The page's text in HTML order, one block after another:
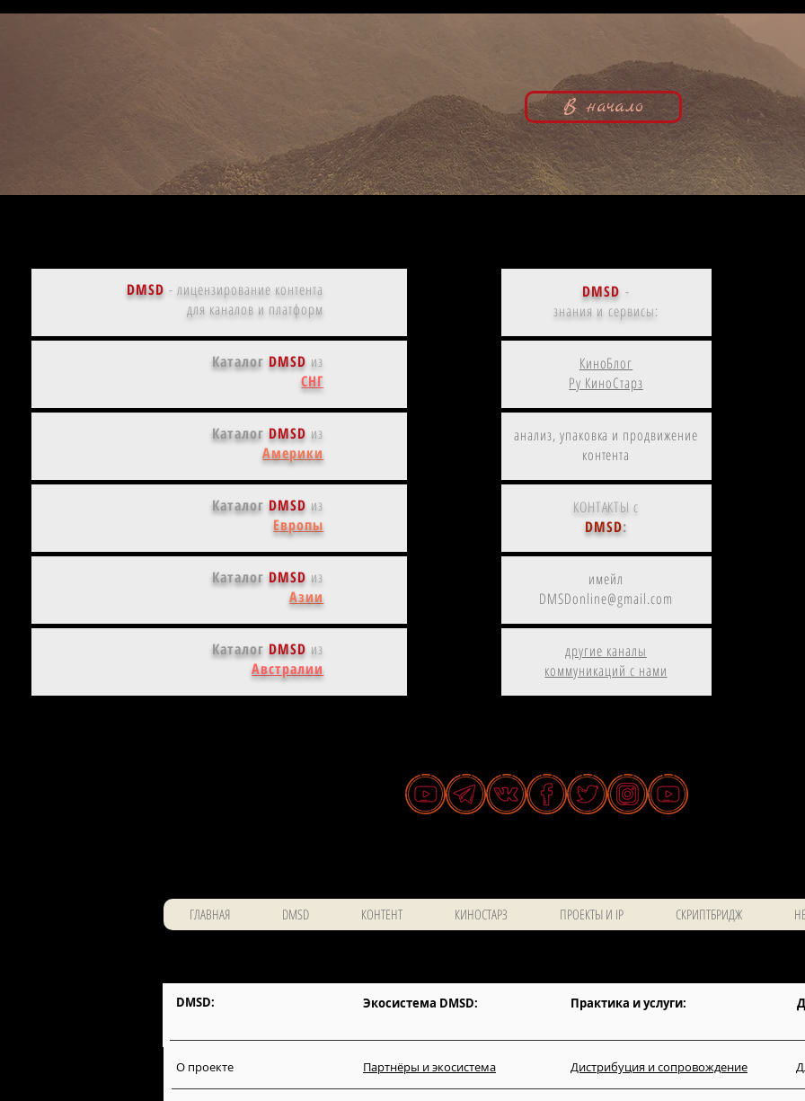
Председатель | Павел
Веселовский, кинобиография
Остров, Белая гвардия и номинация
| Василий Врангель, кинобиография
В начало
DMSD - лицензирование контента
для каналов и платформ
КаталогDMSD из
СНГ
КаталогDMSD из
Америки
КаталогDMSD из
Европы
КаталогDMSD из
Азии
КаталогDMSD из
Австралии
DMSD -
знания и сервисы:
КиноБлог
Ру КиноСтарз
анализ, упаковка и продвижение
контента
КОНТАКТЫ с
DMSD:
имейл
DMSDonline@gmail.com
другие каналы
коммуникаций с нами
ГЛАВНАЯ DMSD КОНТЕНТ КИНОСТАРЗ ПРОЕКТЫ И IP СКРИПТБРИДЖ
DMSD: Экосистема DMSD: Практика и услуги:
О проекте Партнёры и экосистема Дистрибуция и сопровождение